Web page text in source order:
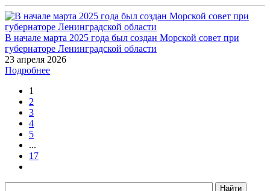
В начале марта 2025 года был создан Морской совет при
губернаторе Ленинградской области
23 апреля 2026
Подробнее
1
2
3
4
5
...
17